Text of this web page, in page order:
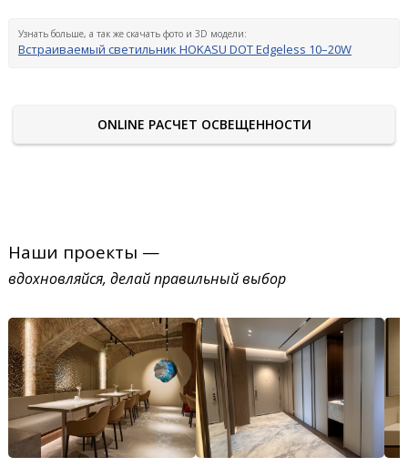
Узнать больше, а так же скачать фото и 3D модели:
Встраиваемый светильник HOKASU DOT Edgeless 10–20W
ONLINE РАСЧЕТ ОСВЕЩЕННОСТИ
Наши проекты —
вдохновляйся, делай правильный выбор